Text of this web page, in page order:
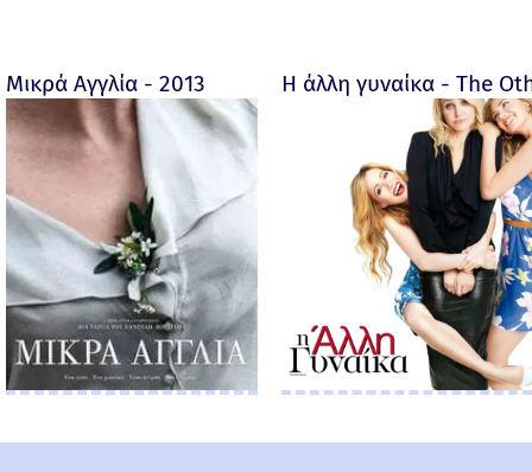
Μικρά Αγγλία - 2013 Η άλλη γυναίκα - The